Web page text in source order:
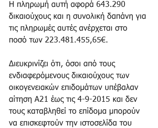
Η πληρωμή αυτή αφορά 643.290
δικαιούχους και η συνολική δαπάνη για
τις πληρωμές αυτές ανέρχεται στο
ποσό των 223.481.455,65€.
Διευκρινίζει ότι, όσοι από τους
ενδιαφερόμενους δικαιούχους των
οικογενειακών επιδομάτων υπέβαλαν
αίτηση Α21 έως τις 4-9-2015 και δεν
τους καταβληθεί το επίδομα μπορούν
να επισκεφτούν την ιστοσελίδα του